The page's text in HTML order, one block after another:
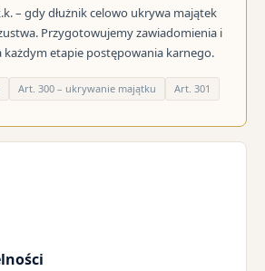
– gdy dłużnik celowo ukrywa majątek
Przygotowujemy zawiadomienia i
każdym etapie postępowania karnego.
Art. 300 – ukrywanie majątku Art. 301